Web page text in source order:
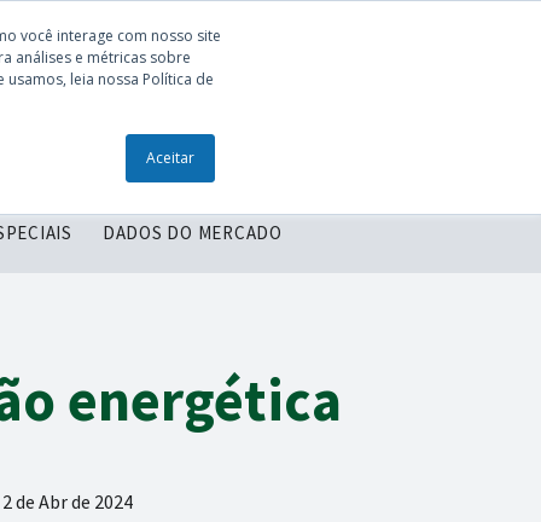
você interage com nosso site
análises e métricas sobre
leia nossa Política de
Aceitar
DADOS DO MERCADO
energética
2 de Abr de 2024